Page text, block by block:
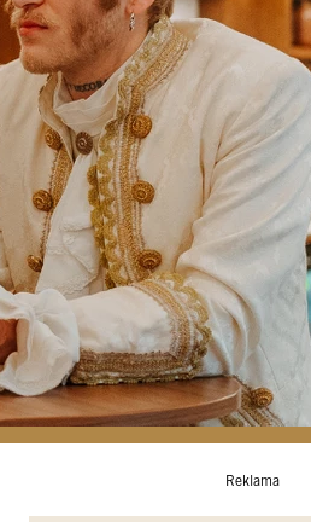
Reklama